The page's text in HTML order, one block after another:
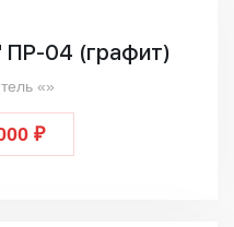
ПР-04 (графит)
«»
₽